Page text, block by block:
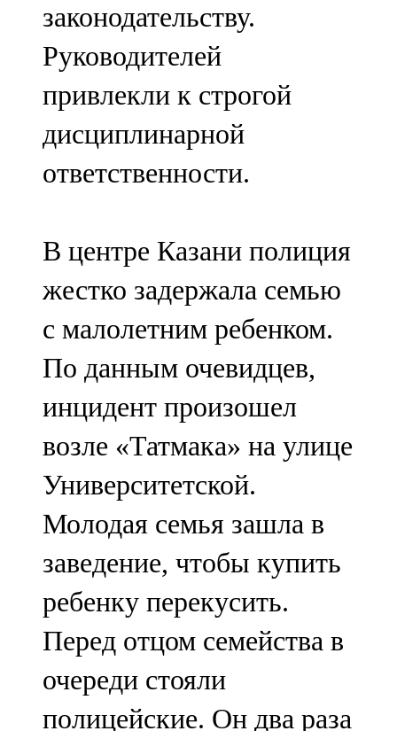
законодательству.
Руководителей
привлекли к строгой
дисциплинарной
ответственности.
В центре Казани полиция
жестко задержала семью
с малолетним ребенком.
По данным очевидцев,
инцидент произошел
возле «Татмака» на улице
Университетской.
Молодая семья зашла в
заведение, чтобы купить
ребенку перекусить.
Перед отцом семейства в
очереди стояли
полицейские. Он два раза